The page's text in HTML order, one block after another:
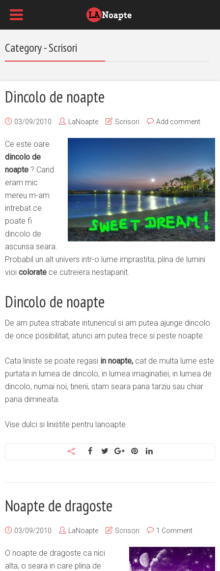
Category - Scrisori
Dincolo de noapte
03/09/2010 LaNoapte Scrisori Add comment
Ce este oare
dincolo de
noapte ? Cand
eram mic
mereu m-am
intrebat ce
poate fi
dincolo de
ascunsa seara.
Probabil un alt univers intr-o lume imprastita, plina de lumini
vioi colorate ce cutreiera nestapanit.
Dincolo de noapte
De am putea strabate intunericul si am putea ajunge dincolo
de orice posibilitat, atunci am putea trece si peste noapte.
Cata liniste se poate regasi in noapte, cat de multa lume este
purtata in lumea de dincolo, in lumea imaginatiei, in lumea de
dincolo, numai noi, tinerii, stam seara pana tarziu sau chiar
pana dimineata.
Vise dulci si linistite pentru lanoapte
Noapte de dragoste
03/09/2010 LaNoapte Scrisori 1 Comment
O noapte de dragoste ca nici
alta, o seara in care plina de